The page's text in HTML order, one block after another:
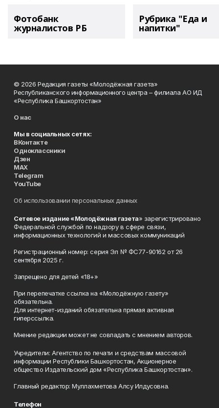
Фотобанк
журналистов РБ
Рубрика "Еда и
напитки"
© 2026 Редакция газеты «Молодёжная газета»
Республиканского информационного центра – филиала АО ИД
«Республика Башкортостан»
О нас
Мы в социальных сетях:
ВКонтакте
Одноклассники
Дзен
MAX
Telegram
YouTube
Об использовании персональных данных
Сетевое издание «Молодёжная газета» зарегистрировано
Федеральной службой по надзору в сфере связи,
информационных технологий и массовых коммуникаций
Регистрационный номер: серия Эл № ФС77-90162 от 26
сентября 2025 г.
Запрещено для детей «18+»
При перепечатке ссылка на «Молодёжную газету»
обязательна.
Для интернет-изданий обязательна прямая активная
гиперссылка.
Мнение редакции может не совпадать с мнением авторов.
Учредители: Агентство по печати и средствам массовой
информации Республики Башкортостан, Акционерное
общество Издательский дом «Республика Башкортостан».
Главный редактор: Муллахметова Алсу Илдусовна.
Телефон